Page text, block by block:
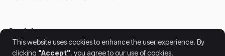
Soziales
This website uses cookies to enhance the user experience. By
clicking "Accept", you agree to our use of cookies.